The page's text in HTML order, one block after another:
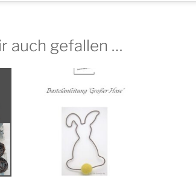
auch gefallen …